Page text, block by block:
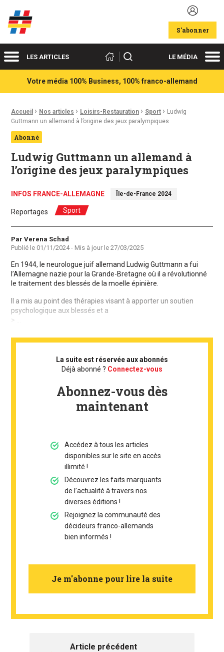
Acteurs du franco-allemand
S'abonner
MenuLES ARTICLES Rechercher LE MÉDIA
Votre média 100% Business, 100% franco-allemand
Fil d'Ariane :
Accueil › Nos articles › Loisirs-Restauration › Sport › Ludwig
Guttmann un allemand à l’origine des jeux paralympiques
Abonné
Ludwig Guttmann un allemand à
l’origine des jeux paralympiques
INFOS FRANCE-ALLEMAGNE Île-de-France 2024
Reportages Sport
Auteur
Par Verena Schad
Publié le 01/11/2024- Mis à jour le 27/03/2025
En 1944, le neurologue juif allemand Ludwig Guttmann a fui
l’Allemagne nazie pour la Grande-Bretagne où il a révolutionné
le traitement des blessés de la moelle épinière.
Il a mis au point des thérapies visant à apporter un soutien
psychologique aux blessés et a
> ...
La suite est réservée aux abonnés
Déjà abonné ? Connectez-vous
Abonnez-vous dès
maintenant
Accédez à tous les articles
disponibles sur le site en accès
illimité !
Découvrez les faits marquants
de l’actualité à travers nos
diverses éditions !
Rejoignez la communauté des
décideurs franco-allemands
bien informés !
Je m'abonne pour lire la suite
Article précédent